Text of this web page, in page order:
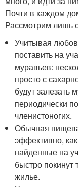
Почти в каждом
Рассмотрим лишь
Учитывая
поставить на
муравьев:
просто с
будут залезать
периодически
членистоногих.
Обычная
эффективно,
найденные на
быстро
жилье.